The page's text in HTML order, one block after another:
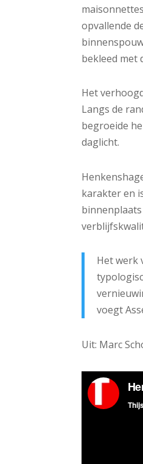
opvallende
bekleed met
Het
Langs de
begroeide
daglicht.
karakter en
Het werk
voegt
Uit: Marc